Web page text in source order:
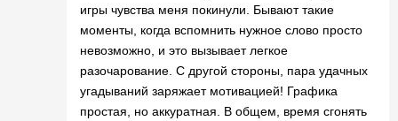
игры чувства меня покинули. Бывают такие
моменты, когда вспомнить нужное слово просто
невозможно, и это вызывает легкое
разочарование. С другой стороны, пара удачных
угадываний заряжает мотивацией! Графика
простая, но аккуратная. В общем, время сгонять